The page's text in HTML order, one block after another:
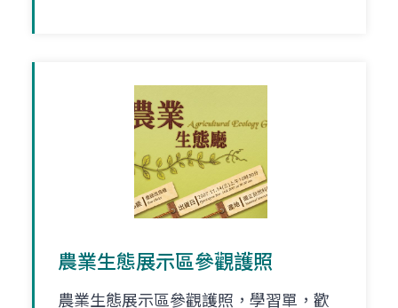
農業生態展示區參觀護照
農業生態展示區參觀護照，學習單，歡